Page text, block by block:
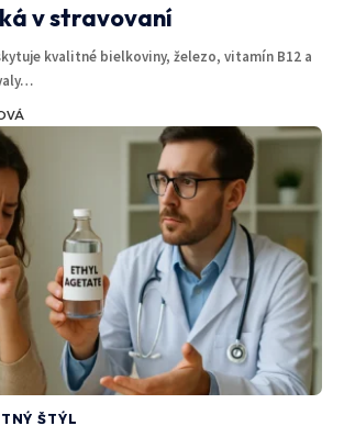
v stravovaní
kvalitné bielkoviny, železo, vitamín B12 a
ŠTÝL